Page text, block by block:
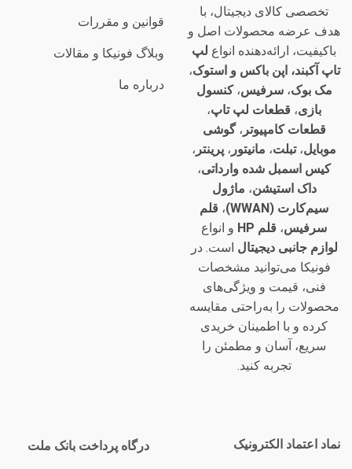
تخصصی کالای دیجیتال، با
هدف عرضه محصولات اصل و
باکیفیت، ارائه‌دهنده انواع لپ
تاپ آکبند، اپن باکس و استوک،
مک بوک،سرفیس،کنسول
بازی، قطعات لپ تاپ،
قطعات کامپیوتر ،گوشی
موبایل،تبلت، مانیتور ، پرینتر ،
کیس اسمبل شده وارداتی،
داک استیشن، ماژول
سیم‌کارت (WWAN)
، قلم
سرفیس، قلم HP
و انواع
لوازم جانبی دیجیتال است. در
فونیکا می‌توانید مشخصات
فنی، قیمت و ویژگی‌های
محصولات را به‌راحتی مقایسه
کرده و با اطمینان خریدی
سریع، آسان و مطمئن را
تجربه کنید.
قوانین و مقررات
وبلاگ فونیکا و مقالات
درباره ما
نماد اعتماد الکترونیک درگاه پرداخت بانک ملت